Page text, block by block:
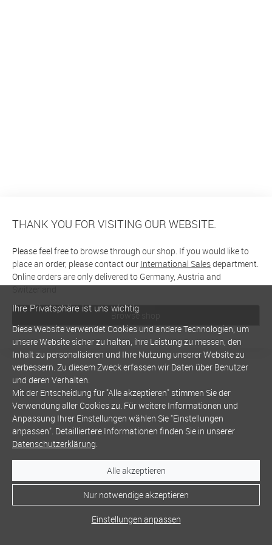
THANK YOU FOR VISITING OUR WEBSITE.
Please feel free to browse through our shop. If you would like to
place an order, please contact our International Salesdepartment.
Online orders are only delivered to Germany, Austria and
Switzerland
Browse shop
Ihre Privatsphäre ist uns wichtig
Diese Website verwendet Cookies und andere Technologien, um
unsere Website sicher zu halten, ihre Leistung zu messen, den
Inhalt zu personalisieren und Ihre Nutzung unserer Website zu
verbessern. Zu diesem Zweck erfassen wir Daten über Benutzer
und deren Verhalten.
Mit der Entscheidung für "Alle akzeptieren" stimmen Sie der
Verwendung aller Cookies zu. Für weitere Informationen und
Anpassung Ihrer Einstellungen wählen Sie "Einstellungen
anpassen". Detailliertere Informationen finden Sie in unserer
Datenschutzerklärung.
Alle akzeptieren
Nur notwendige akzeptieren
Einstellungen anpassen